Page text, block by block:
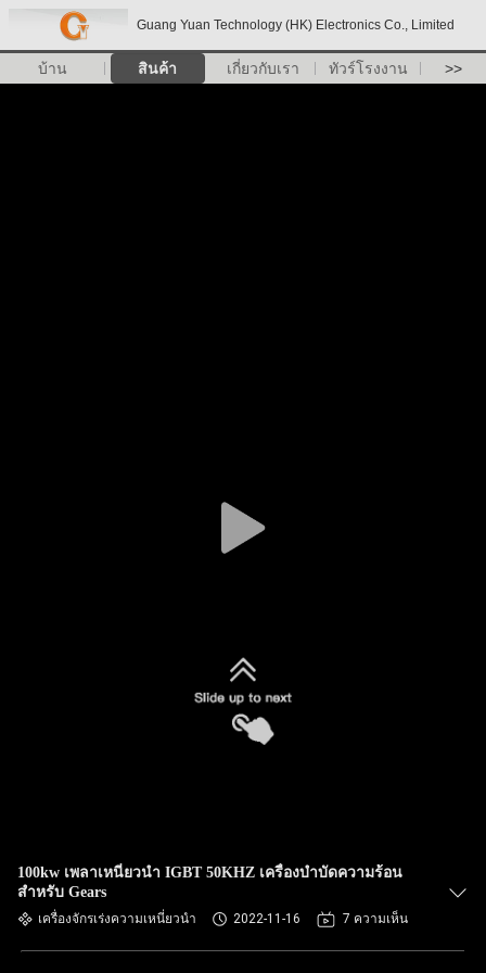
Guang Yuan Technology (HK) Electronics Co., Limited
บ้าน สินค้า เกี่ยวกับเรา ทัวร์โรงงาน >>
100kw เพลาเหนี่ยวนำ IGBT 50KHZ เครื่องบำบัดความร้อน
สำหรับ Gears
เครื่องจักรเร่งความเหนี่ยวนำ 2022-11-16 7 ความเห็น